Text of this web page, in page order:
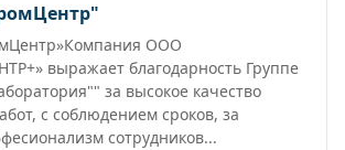
ООО
выражает благодарность Группе
за высокое качество
с соблюдением сроков, за
сотрудников...